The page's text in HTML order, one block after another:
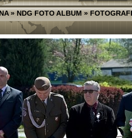
»NDG FOTO ALBUM»